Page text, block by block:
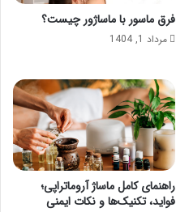
فرق ماسور با ماساژور چیست؟
مرداد 1, 1404
راهنمای کامل ماساژ آروماتراپی؛
فواید، تکنیک‌ها و نکات ایمنی